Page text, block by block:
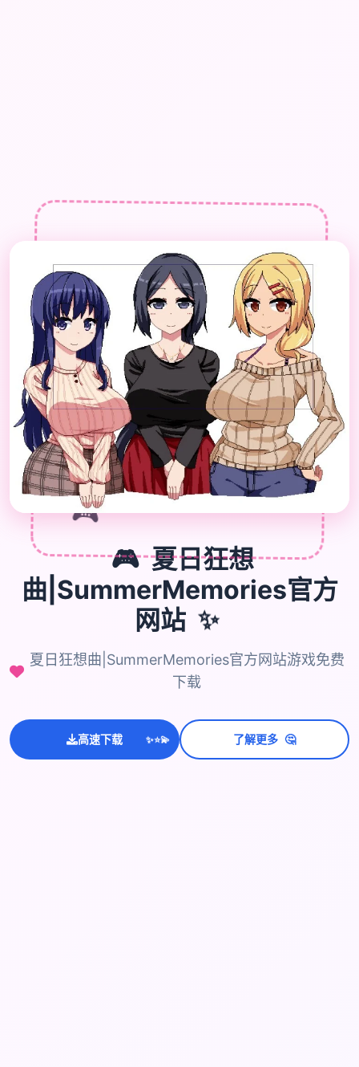
🎮
🎮 夏日狂想
曲|SummerMemories官方
网站 ✨
夏日狂想曲|SummerMemories官方网站游戏免费
下载
高速下载 ✨
⭐
💫 了解更多 🤔